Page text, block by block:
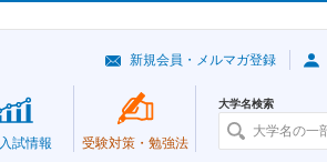
入試情報 受験対策・ 勉強法
大学名検索
新規会員・メルマガ登録